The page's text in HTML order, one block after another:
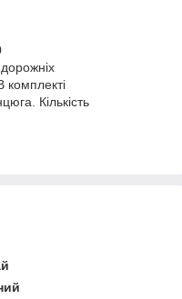
комплекті
Кількість